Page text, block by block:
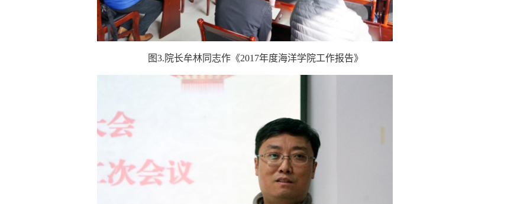
图3. 院长牟林同志作《2017年度海洋学院工作报告》